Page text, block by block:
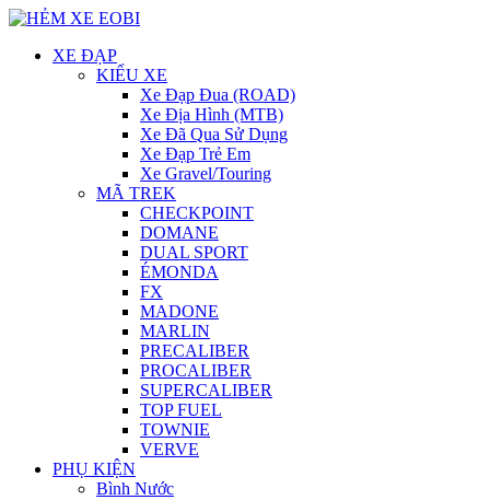
XE ĐẠP
KIỂU XE
Xe Đạp Đua (ROAD)
Xe Địa Hình (MTB)
Xe Đã Qua Sử Dụng
Xe Đạp Trẻ Em
Xe Gravel/Touring
MÃ TREK
CHECKPOINT
DOMANE
DUAL SPORT
ÉMONDA
FX
MADONE
MARLIN
PRECALIBER
PROCALIBER
SUPERCALIBER
TOP FUEL
TOWNIE
VERVE
PHỤ KIỆN
Bình Nước